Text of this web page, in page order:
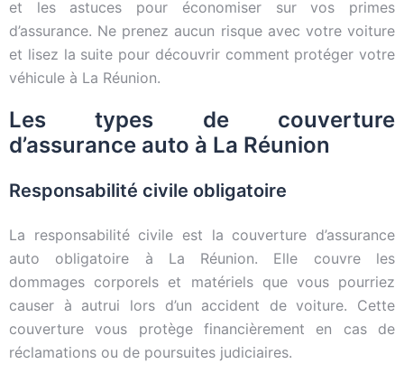
et les astuces pour économiser sur vos primes
d’assurance. Ne prenez aucun risque avec votre voiture
et lisez la suite pour découvrir comment protéger votre
véhicule à La Réunion.
Les types de couverture
d’assurance auto à La Réunion
Responsabilité civile obligatoire
La responsabilité civile est la couverture d’assurance
auto obligatoire à La Réunion. Elle couvre les
dommages corporels et matériels que vous pourriez
causer à autrui lors d’un accident de voiture. Cette
couverture vous protège financièrement en cas de
réclamations ou de poursuites judiciaires.